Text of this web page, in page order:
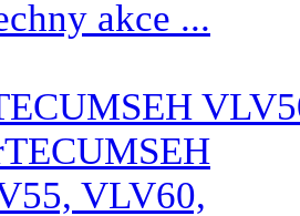
akce ...